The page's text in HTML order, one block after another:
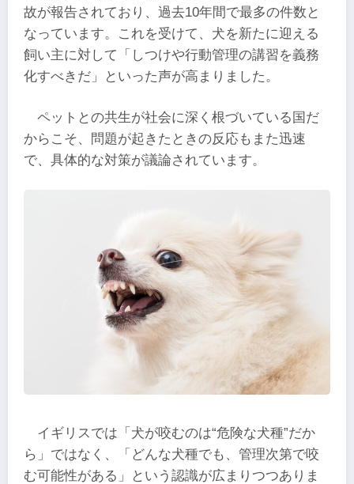
故が報告されており、過去10年間で最多の件数と
なっています。これを受けて、犬を新たに迎える
飼い主に対して「しつけや行動管理の講習を義務
化すべきだ」といった声が高まりました。
ペットとの共生が社会に深く根づいている国だ
からこそ、問題が起きたときの反応もまた迅速
で、具体的な対策が議論されています。
イギリスでは「犬が咬むのは“危険な犬種”だか
ら」ではなく、「どんな犬種でも、管理次第で咬
む可能性がある」という認識が広まりつつありま